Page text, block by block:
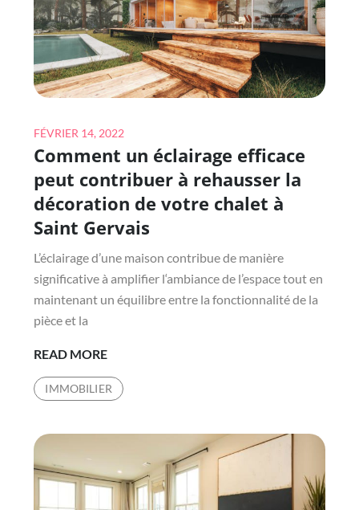
Posted
on
FÉVRIER 14, 2022
Comment un éclairage efficace
peut contribuer à rehausser la
décoration de votre chalet à
Saint Gervais
L’éclairage d’une maison contribue de manière
significative à amplifier l‘ambiance de l’espace tout en
maintenant un équilibre entre la fonctionnalité de la
pièce et la
READ MORECOMMENT
UN
ÉCLAIRAGE
PEUT
CONTRIBUER
À
REHAUSSER
IMMOBILIER